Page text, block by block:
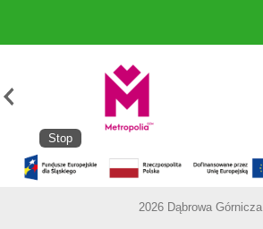
Stop
2026 Dąbrowa Górnicza